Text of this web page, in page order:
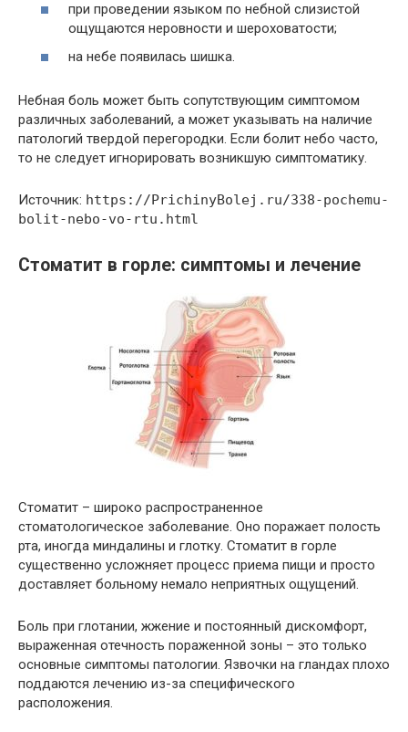
при проведении языком по небной слизистой
ощущаются неровности и шероховатости;
на небе появилась шишка.
Небная боль может быть сопутствующим симптомом
различных заболеваний, а может указывать на наличие
патологий твердой перегородки. Если болит небо часто,
то не следует игнорировать возникшую симптоматику.
Источник: https://PrichinyBolej.ru/338-pochemu-
bolit-nebo-vo-rtu.html
Стоматит в горле: симптомы и лечение
Стоматит – широко распространенное
стоматологическое заболевание. Оно поражает полость
рта, иногда миндалины и глотку. Стоматит в горле
существенно усложняет процесс приема пищи и просто
доставляет больному немало неприятных ощущений.
Боль при глотании, жжение и постоянный дискомфорт,
выраженная отечность пораженной зоны – это только
основные симптомы патологии. Язвочки на гландах плохо
поддаются лечению из-за специфического
расположения.